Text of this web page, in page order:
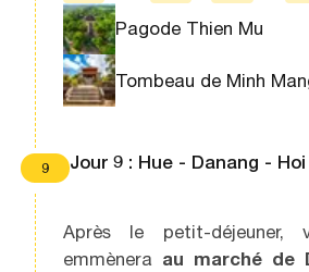
Pagode Thien Mu
Tombeau de Minh
9 Jour 9 : Hue - Danang - Hoi
Après le petit-déjeuner,
emmènera au marché de